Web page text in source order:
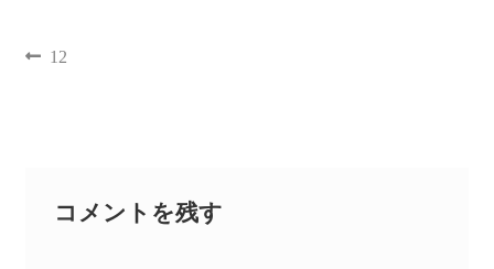
お買い物カゴ
12
コメントを残す